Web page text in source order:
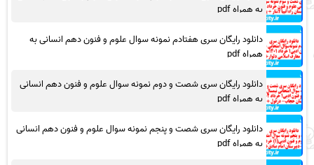
به همراه pdf
دانلود رایگان سری هفتادم نمونه سوال علوم و فنون دهم انسانی به
همراه pdf
دانلود رایگان سری شصت و دوم نمونه سوال علوم و فنون دهم انسانی
به همراه pdf
دانلود رایگان سری شصت و پنجم نمونه سوال علوم و فنون دهم انسانی
به همراه pdf